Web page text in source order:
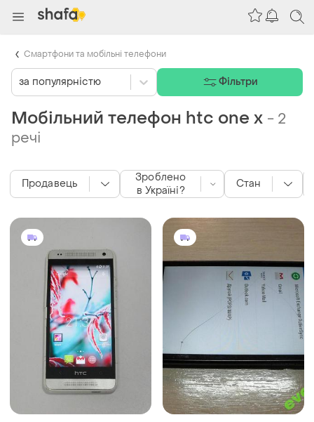
Мобільний телефон htc one x - 2
речі
Продавець
Зроблено
в Україні?
Стан
за популярністю Фільтри
Смартфони та мобільні телефони